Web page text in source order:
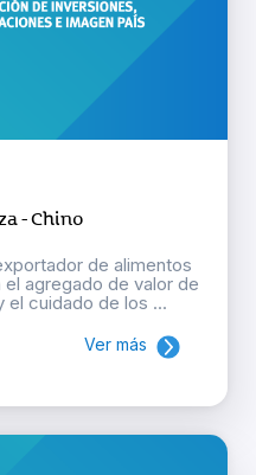
- Chino
de alimentos
agregado de valor de
el cuidado de los ...
Ver más